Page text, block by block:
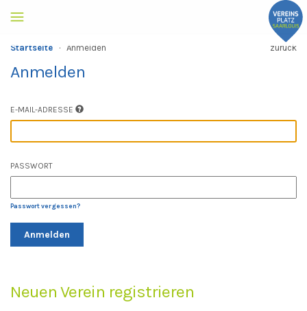
Startseite · Anmelden zurück
Anmelden
E-MAIL-ADRESSE
PASSWORT
Passwort vergessen?
Anmelden
Neuen Verein registrieren